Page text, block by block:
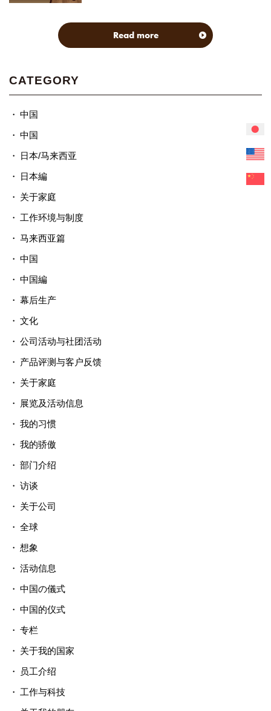
Read more
CATEGORY
中国
中国
日本/马来西亚
日本編
关于家庭
工作环境与制度
马来西亚篇
中国
中国編
幕后生产
文化
公司活动与社团活动
产品评测与客户反馈
关于家庭
展览及活动信息
我的习惯
我的骄傲
部门介绍
访谈
关于公司
全球
想象
活动信息
中国の儀式
中国的仪式
专栏
关于我的国家
员工介绍
工作与科技